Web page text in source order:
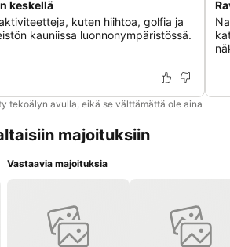
keskellä
kuten hiihtoa, golfia ja
kauniissa luonnonympäristössä.
tekoälyn avulla, eikä se välttämättä ole aina
majoituksiin
Vastaavia majoituksia